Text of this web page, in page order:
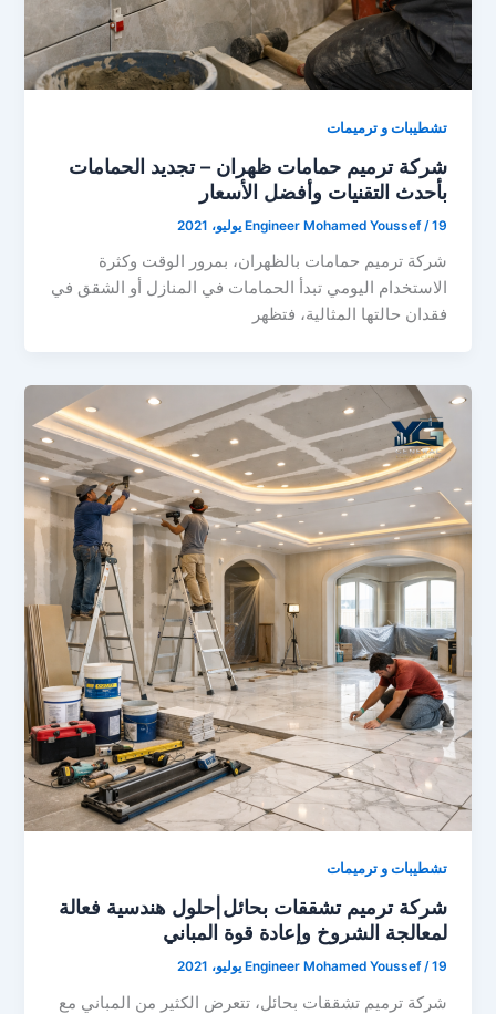
تشطيبات و ترميمات
شركة ترميم حمامات ظهران – تجديد الحمامات
بأحدث التقنيات وأفضل الأسعار
Engineer Mohamed Youssef /19 يوليو، 2021
شركة ترميم حمامات بالظهران، بمرور الوقت وكثرة
الاستخدام اليومي تبدأ الحمامات في المنازل أو الشقق في
فقدان حالتها المثالية، فتظهر
تشطيبات و ترميمات
شركة ترميم تشققات بحائل|حلول هندسية فعالة
لمعالجة الشروخ وإعادة قوة المباني
Engineer Mohamed Youssef/19 يوليو، 2021
شركة ترميم تشققات بحائل، تتعرض الكثير من المباني مع